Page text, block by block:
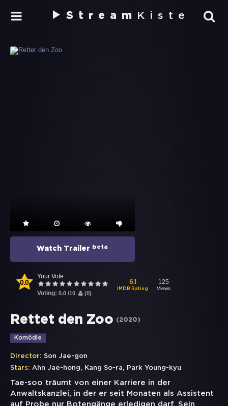
Stream Kiste
Watch Trailer beta
0.0
Your Vote:
Voting: 0.0 /10 (0)
6.1
IMDB Rating
125
Views
Rettet den Zoo (2020)
Komödie
Director: Son Jae-gon
Stars: Ahn Jae-hong, Kang So-ra, Park Young-kyu
Tae-soo träumt von einer Karriere in der
Anwaltskanzlei, in der er seit Monaten als Assistent
auf Probe nur Botengänge erledigen darf. Sein